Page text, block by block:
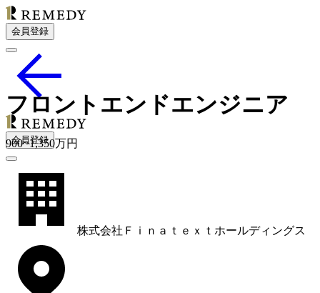
会員登録
会員登録
フロントエンドエンジニア
900~1,350万円
株式会社Ｆｉｎａｔｅｘｔホールディングス